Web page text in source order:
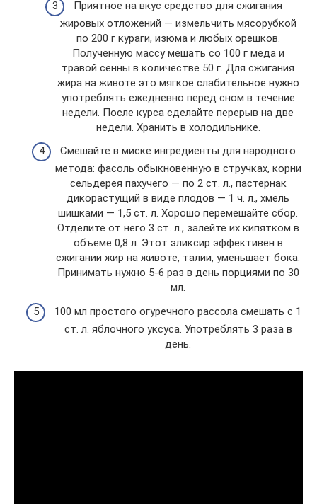
Приятное на вкус средство для сжигания
жировых отложений — измельчить мясорубкой
по 200 г кураги, изюма и любых орешков.
Полученную массу мешать со 100 г меда и
травой сенны в количестве 50 г. Для сжигания
жира на животе это мягкое слабительное нужно
употреблять ежедневно перед сном в течение
недели. После курса сделайте перерыв на две
недели. Хранить в холодильнике.
Смешайте в миске ингредиенты для народного
метода: фасоль обыкновенную в стручках, корни
сельдерея пахучего — по 2 ст. л., пастернак
дикорастущий в виде плодов — 1 ч. л., хмель
шишками — 1,5 ст. л. Хорошо перемешайте сбор.
Отделите от него 3 ст. л., залейте их кипятком в
объеме 0,8 л. Этот эликсир эффективен в
сжигании жир на животе, талии, уменьшает бока.
Принимать нужно 5-6 раз в день порциями по 30
мл.
100 мл простого огуречного рассола смешать с 1
ст. л. яблочного уксуса. Употреблять 3 раза в
день.